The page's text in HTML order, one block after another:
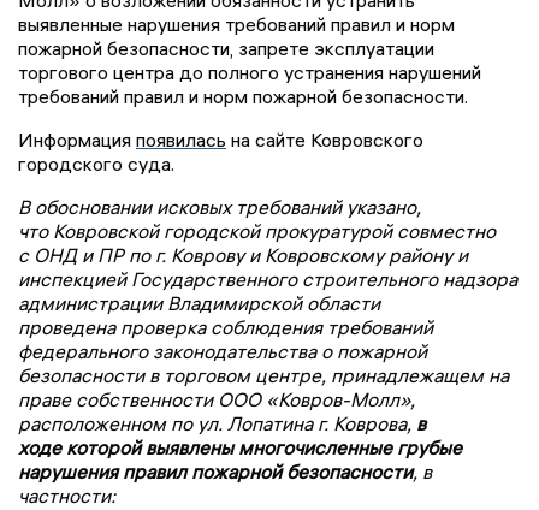
выявленные нарушения требований правил и норм
пожарной безопасности, запрете эксплуатации
торгового центра до полного устранения нарушений
требований правил и норм пожарной безопасности.
Информация появилась на сайте Ковровского
городского суда.
В обосновании исковых требований указано,
что Ковровской городской прокуратурой совместно
с ОНД и ПР по г. Коврову и Ковровскому району и
инспекцией Государственного строительного надзора
администрации Владимирской области
проведена проверка соблюдения требований
федерального законодательства о пожарной
безопасности в торговом центре, принадлежащем на
праве собственности ООО «Ковров-Молл»,
расположенном по ул. Лопатина г. Коврова, в
ходе которой выявлены многочисленные грубые
нарушения правил пожарной безопасности, в
частности: